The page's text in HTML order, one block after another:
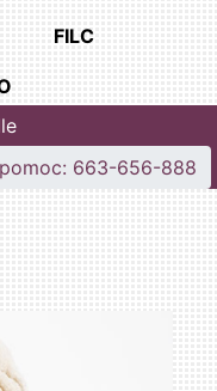
FILC
663-656-888